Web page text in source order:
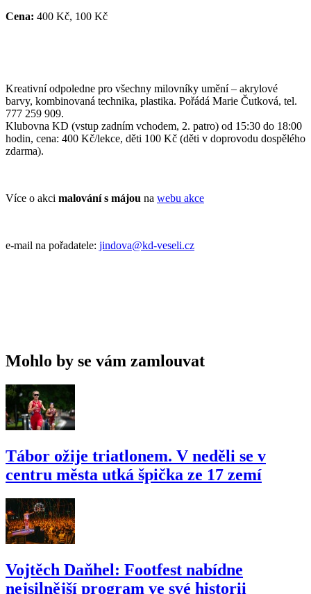
Cena: 400 Kč, 100 Kč
Kreativní odpoledne pro všechny milovníky umění – akrylové
barvy, kombinovaná technika, plastika. Pořádá Marie Čutková, tel.
777 259 909.
Klubovna KD (vstup zadním vchodem, 2. patro) od 15:30 do 18:00
hodin, cena: 400 Kč/lekce, děti 100 Kč (děti v doprovodu dospělého
zdarma).
Více o akci malování s májou na webu akce
e-mail na pořadatele: jindova@kd-veseli.cz
Mohlo by se vám zamlouvat
Tábor ožije triatlonem. V neděli se v
centru města utká špička ze 17 zemí
Vojtěch Daňhel: Footfest nabídne
nejsilnější program ve své historii